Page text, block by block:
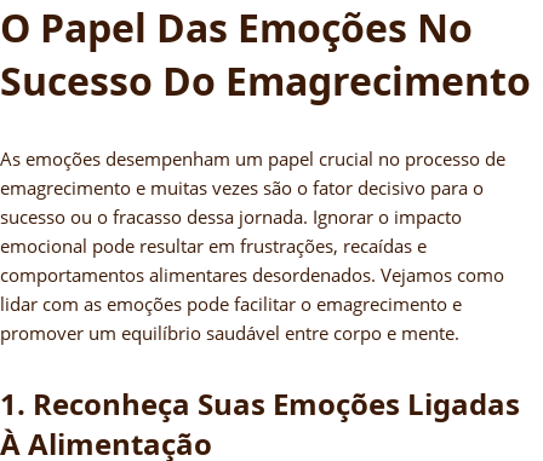
O Papel Das Emoções No
Sucesso Do Emagrecimento
As emoções desempenham um papel crucial no processo de
emagrecimento e muitas vezes são o fator decisivo para o
sucesso ou o fracasso dessa jornada. Ignorar o impacto
emocional pode resultar em frustrações, recaídas e
comportamentos alimentares desordenados. Vejamos como
lidar com as emoções pode facilitar o emagrecimento e
promover um equilíbrio saudável entre corpo e mente.
1. Reconheça Suas Emoções Ligadas
À Alimentação